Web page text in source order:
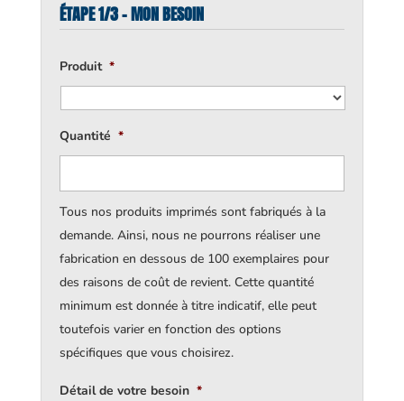
ÉTAPE 1/3 - MON BESOIN
Produit *
Quantité *
Tous nos produits imprimés sont fabriqués à la
demande. Ainsi, nous ne pourrons réaliser une
fabrication en dessous de 100 exemplaires pour
des raisons de coût de revient. Cette quantité
minimum est donnée à titre indicatif, elle peut
toutefois varier en fonction des options
spécifiques que vous choisirez.
Détail de votre besoin *